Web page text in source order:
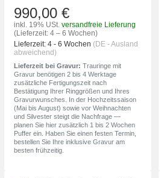
990,00 €
inkl. 19% USt. versandfreie Lieferung
(Lieferzeit: 4 – 6 Wochen)
Lieferzeit: 4 - 6 Wochen (DE - Ausland
abweichend)
Lieferzeit bei Gravur: Trauringe mit
Gravur benötigen 2 bis 4 Werktage
zusätzliche Fertigungszeit nach
Bestätigung Ihrer Ringgrößen und Ihres
Gravurwunsches. In der Hochzeitssaison
(Mai bis August) sowie vor Weihnachten
und Silvester steigt die Nachfrage —
planen Sie hier zusätzlich 1 bis 2 Wochen
Puffer ein. Haben Sie einen festen Termin,
bestellen Sie Ihre inklusive Gravur am
besten frühzeitig.